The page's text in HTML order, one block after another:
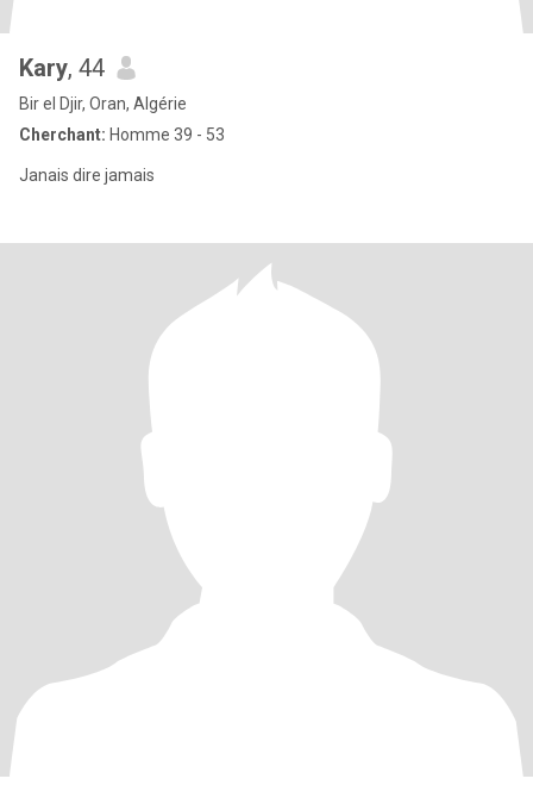
Kary, 44
Bir el Djir, Oran, Algérie
Cherchant: Homme 39 - 53
Janais dire jamais